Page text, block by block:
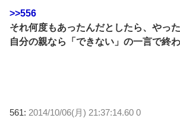
>>556
それ何度もあったんだとしたら、やった
自分の親なら「できない」の一言で終
561: 2014/10/06(月) 21:37:14.60 0